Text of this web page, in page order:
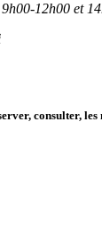
12h00 et
consulter, les